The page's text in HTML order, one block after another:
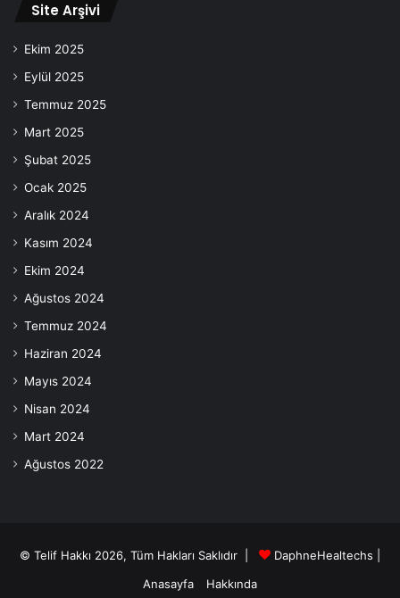
Site Arşivi
Ekim 2025
Eylül 2025
Temmuz 2025
Mart 2025
Şubat 2025
Ocak 2025
Aralık 2024
Kasım 2024
Ekim 2024
Ağustos 2024
Temmuz 2024
Haziran 2024
Mayıs 2024
Nisan 2024
Mart 2024
Ağustos 2022
© Telif Hakkı 2026, Tüm Hakları Saklıdır | DaphneHealtechs
Anasayfa
Hakkında